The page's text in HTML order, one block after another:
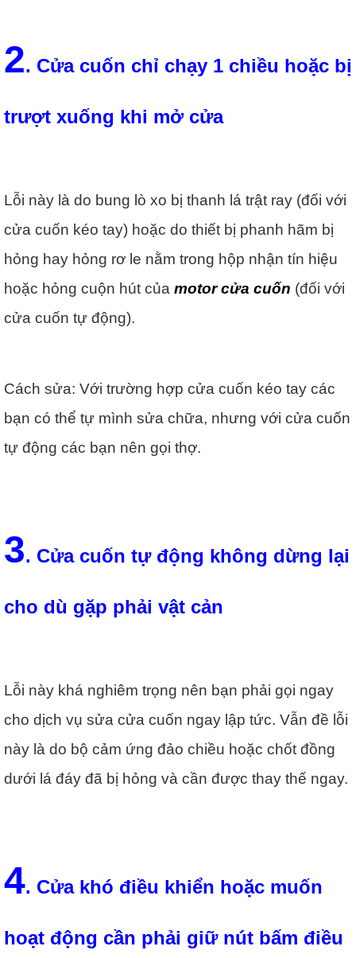
2. Cửa cuốn chỉ chạy 1 chiều hoặc bị
trượt xuống khi mở cửa
Lỗi này là do bung lò xo bị thanh lá trật ray (đối với
cửa cuốn kéo tay) hoặc do thiết bị phanh hãm bị
hỏng hay hỏng rơ le nằm trong hộp nhận tín hiệu
hoặc hỏng cuộn hút của motor cửa cuốn (đối với
cửa cuốn tự động).
Cách sửa: Với trường hợp cửa cuốn kéo tay các
bạn có thể tự mình sửa chữa, nhưng với cửa cuốn
tự động các bạn nên gọi thợ.
3. Cửa cuốn tự động không dừng lại
cho dù gặp phải vật cản
Lỗi này khá nghiêm trọng nên bạn phải gọi ngay
cho dịch vụ sửa cửa cuốn ngay lập tức. Vẫn đề lỗi
này là do bộ cảm ứng đảo chiều hoặc chốt đồng
dưới lá đáy đã bị hỏng và cần được thay thế ngay.
4. Cửa khó điều khiển hoặc muốn
hoạt động cần phải giữ nút bấm điều